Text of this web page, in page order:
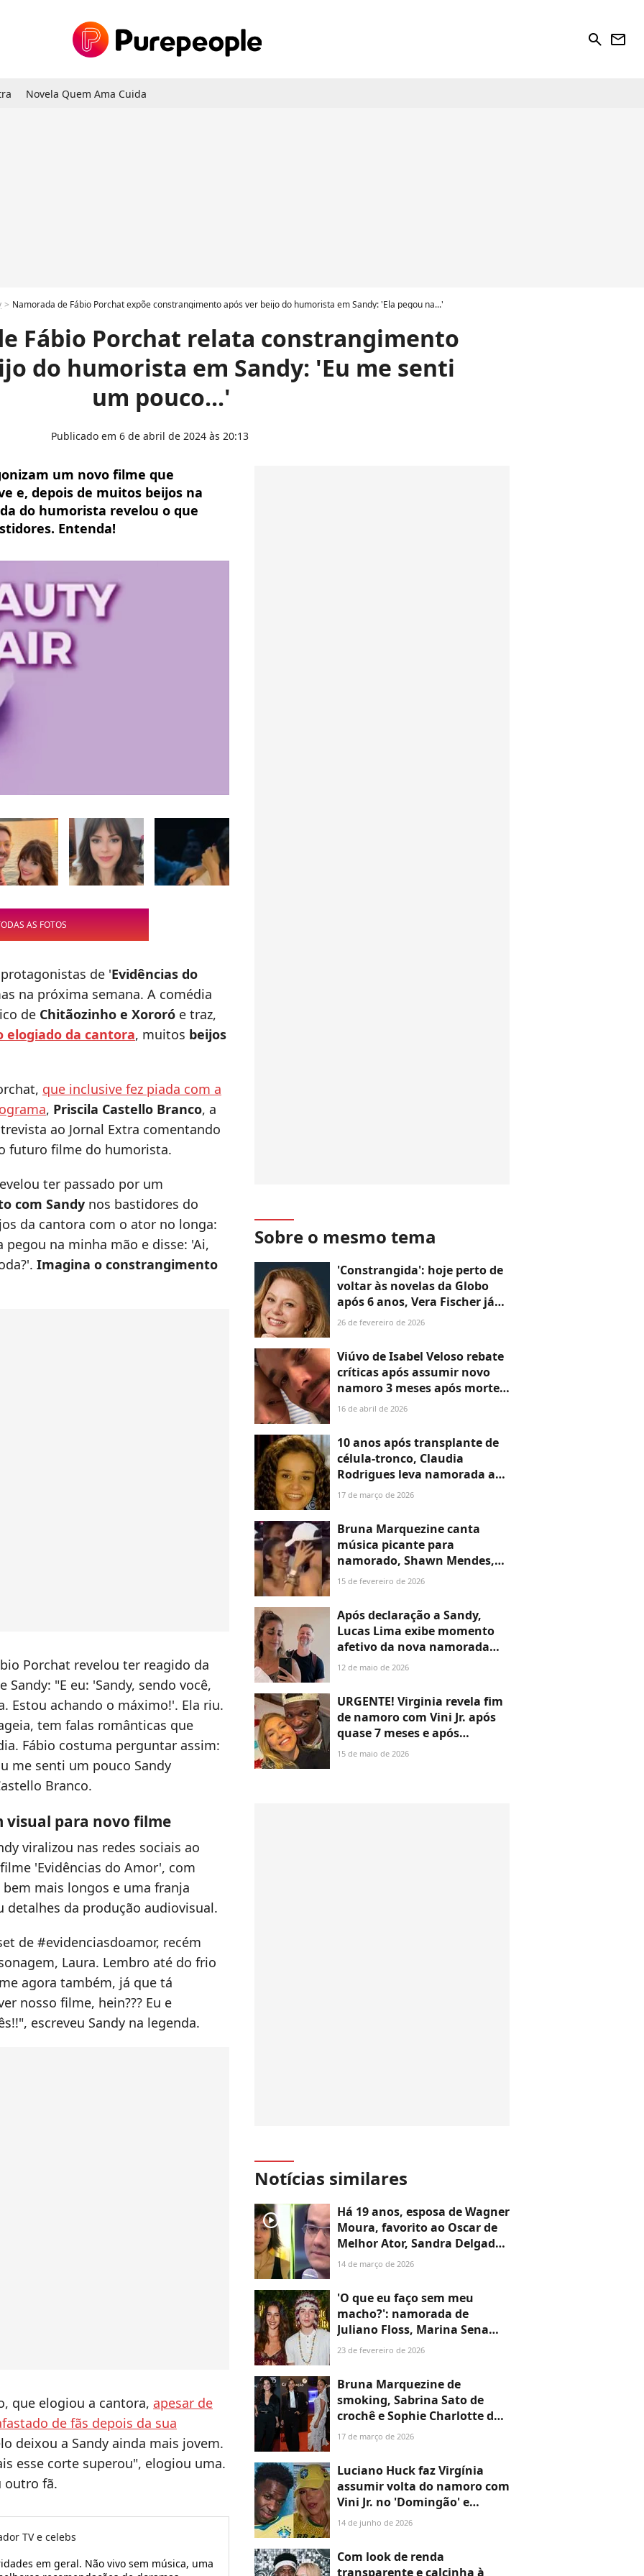
search newsletter
Novela Quem Ama Cuida
Namorada de Fábio Porchat expõe constrangimento após ver beijo do humorista em Sandy: 'Ela pegou na...'
Fábio Porchat relata constrangimento
do humorista em Sandy: 'Eu me senti
um pouco...'
Publicado em 6 de abril de 2024 às 20:13
um novo filme que
e, depois de muitos beijos na
do humorista revelou o que
Entenda!
AS FOTOS
de 'Evidências do
na próxima semana. A comédia
de Chitãozinho e Xororó e traz,
elogiado da cantora, muitos beijos
que inclusive fez piada com a
, Priscila Castello Branco, a
ao Jornal Extra comentando
futuro filme do humorista.
ter passado por um
com Sandy nos bastidores do
da cantora com o ator no longa:
na minha mão e disse: 'Ai,
Imagina o constrangimento
Porchat revelou ter reagido da
"E eu: 'Sandy, sendo você,
Estou achando o máximo!'. Ela riu.
tem falas românticas que
Fábio costuma perguntar assim:
me senti um pouco Sandy
Branco.
visual para novo filme
viralizou nas redes sociais ao
'Evidências do Amor', com
mais longos e uma franja
da produção audiovisual.
de #evidenciasdoamor, recém
Laura. Lembro até do frio
agora também, já que tá
nosso filme, hein??? Eu e
escreveu Sandy na legenda.
que elogiou a cantora, apesar de
de fãs depois da sua
deixou a Sandy ainda mais jovem.
esse corte superou", elogiou uma.
outro fã.
TV e celebs
em geral. Não vivo sem música, uma
Sobre o mesmo tema
'Constrangida': hoje perto de
voltar às novelas da Globo
após 6 anos, Vera Fischer já
condenou exploração do nu
26 de fevereiro de 2026
Viúvo de Isabel Veloso rebate
críticas após assumir novo
namoro 3 meses após morte
da influencer: ‘Seguir em
16 de abril de 2026
10 anos após transplante de
célula-tronco, Claudia
Rodrigues leva namorada a
prêmio de humor em rara
Adnet, Marco Nanini e mais
famosos. Fotos!
17 de março de 2026
Bruna Marquezine canta
música picante para
namorado, Shawn Mendes,
após beijo em trio elétrico de
2026. Vídeo!
15 de fevereiro de 2026
Após declaração a Sandy,
Lucas Lima exibe momento
afetivo da nova namorada
com o filho, Theo
12 de maio de 2026
URGENTE! Virginia revela fim
de namoro com Vini Jr. após
quase 7 meses e após
rumores de 'vista grossa':
15 de maio de 2026
Notícias similares
player2
Há 19 anos, esposa de Wagner
Moura, favorito ao Oscar de
Melhor Ator, Sandra Delgado
faz revelação no 'Arquivo
Faustão: 'Ele não dá...'
14 de março de 2026
'O que eu faço sem meu
macho?': namorada de
Juliano Floss, Marina Sena
pede visita íntima no 'BBB
23 de fevereiro de 2026
Bruna Marquezine de
smoking, Sabrina Sato de
crochê e Sophie Charlotte de
decote profundo! +50 looks de
cinema no Rio de Janeiro
17 de março de 2026
Luciano Huck faz Virgínia
assumir volta do namoro com
Vini Jr. no 'Domingão' e
influencer entrega detalhe de
Namorados: '2 anos'
14 de junho de 2026
Com look de renda
transparente e calcinha à